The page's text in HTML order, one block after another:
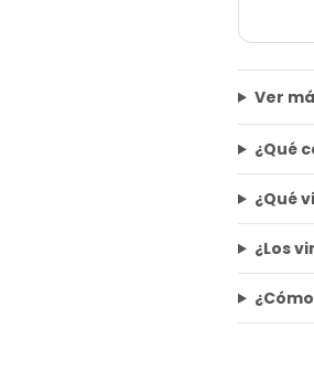
Ver
¿Qué
¿Qué
¿Los